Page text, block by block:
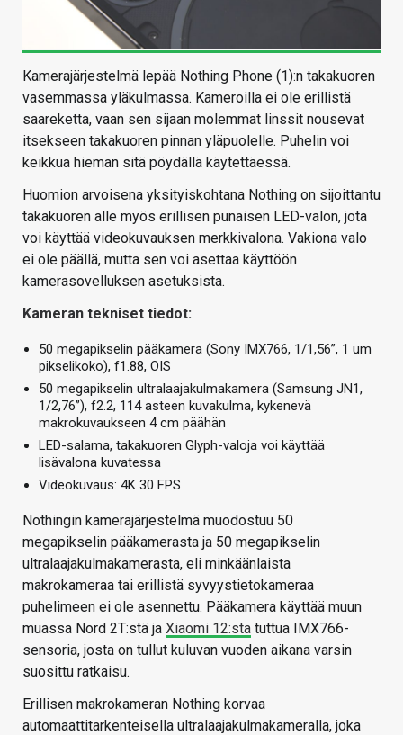
Kamerajärjestelmä lepää Nothing Phone (1):n takakuoren
vasemmassa yläkulmassa. Kameroilla ei ole erillistä
saareketta, vaan sen sijaan molemmat linssit nousevat
itsekseen takakuoren pinnan yläpuolelle. Puhelin voi
keikkua hieman sitä pöydällä käytettäessä.
Huomion arvoisena yksityiskohtana Nothing on sijoittantu
takakuoren alle myös erillisen punaisen LED-valon, jota
voi käyttää videokuvauksen merkkivalona. Vakiona valo
ei ole päällä, mutta sen voi asettaa käyttöön
kamerasovelluksen asetuksista.
Kameran tekniset tiedot:
50 megapikselin pääkamera (Sony IMX766, 1/1,56”, 1 um
pikselikoko), f1.88, OIS
50 megapikselin ultralaajakulmakamera (Samsung JN1,
1/2,76”), f2.2, 114 asteen kuvakulma, kykenevä
makrokuvaukseen 4 cm päähän
LED-salama, takakuoren Glyph-valoja voi käyttää
lisävalona kuvatessa
Videokuvaus: 4K 30 FPS
Nothingin kamerajärjestelmä muodostuu 50
megapikselin pääkamerasta ja 50 megapikselin
ultralaajakulmakamerasta, eli minkäänlaista
makrokameraa tai erillistä syvyystietokameraa
puhelimeen ei ole asennettu. Pääkamera käyttää muun
muassa Nord 2T:stä ja Xiaomi 12:sta tuttua IMX766-
sensoria, josta on tullut kuluvan vuoden aikana varsin
suosittu ratkaisu.
Erillisen makrokameran Nothing korvaa
automaattitarkenteisella ultralaajakulmakameralla, joka